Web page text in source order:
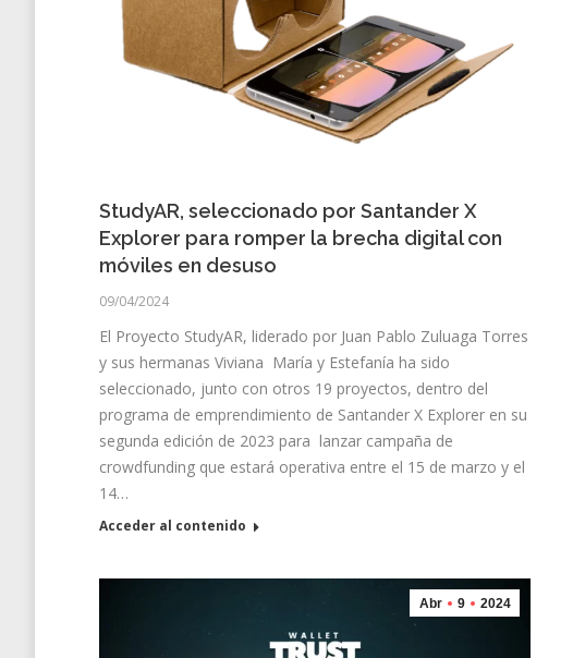
StudyAR, seleccionado por Santander X
Explorer para romper la brecha digital con
móviles en desuso
09/04/2024
El Proyecto StudyAR, liderado por Juan Pablo Zuluaga Torres
y sus hermanas Viviana María y Estefanía ha sido
seleccionado, junto con otros 19 proyectos, dentro del
programa de emprendimiento de Santander X Explorer en su
segunda edición de 2023 para lanzar campaña de
crowdfunding que estará operativa entre el 15 de marzo y el
14…
Acceder al contenido
Abr 9 2024